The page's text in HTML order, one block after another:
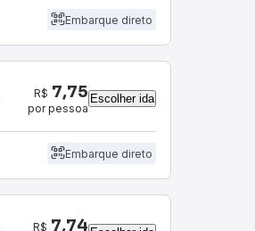
Embarque direto
R$ 7,75
por pessoa
Escolher ida
Embarque direto
R$ 7,74